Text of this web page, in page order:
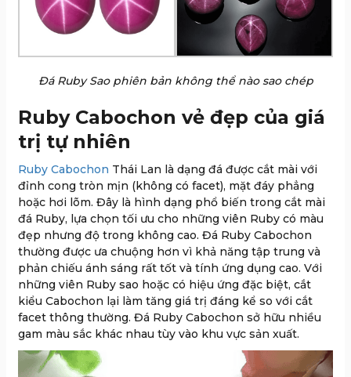
Đá Ruby Sao phiên bản không thể nào sao chép
Ruby Cabochon vẻ đẹp của giá
trị tự nhiên
Ruby Cabochon Thái Lan là dạng đá được cắt mài với
đỉnh cong tròn mịn (không có facet), mặt đáy phẳng
hoặc hơi lõm. Đây là hình dạng phổ biến trong cắt mài
đá Ruby, lựa chọn tối ưu cho những viên Ruby có màu
đẹp nhưng độ trong không cao. Đá Ruby Cabochon
thường được ưa chuộng hơn vì khả năng tập trung và
phản chiếu ánh sáng rất tốt và tính ứng dụng cao. Với
những viên Ruby sao hoặc có hiệu ứng đặc biệt, cắt
kiểu Cabochon lại làm tăng giá trị đáng kể so với cắt
facet thông thường. Đá Ruby Cabochon sở hữu nhiều
gam màu sắc khác nhau tùy vào khu vực sản xuất.